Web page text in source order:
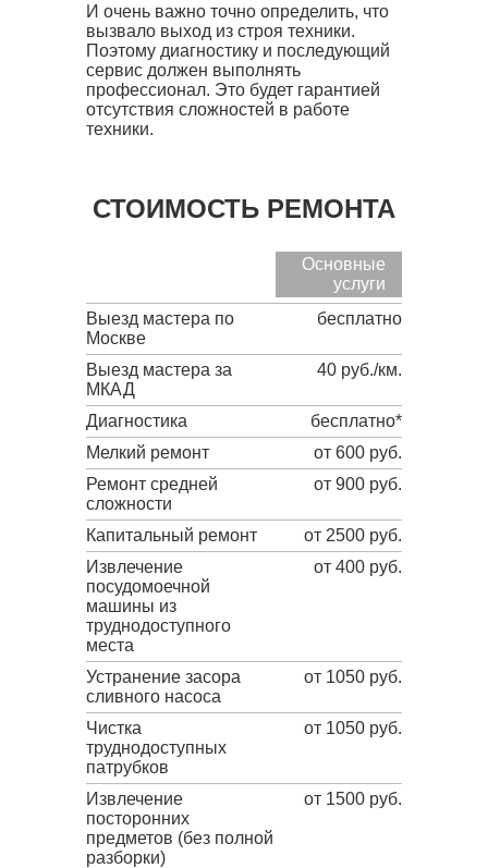
И очень важно точно определить, что
вызвало выход из строя техники.
Поэтому диагностику и последующий
сервис должен выполнять
профессионал. Это будет гарантией
отсутствия сложностей в работе
техники.
СТОИМОСТЬ РЕМОНТА
Основные
услуги
Выезд мастера по
Москве
бесплатно
Выезд мастера за
МКАД
40 руб./км.
Диагностика
бесплатно*
Мелкий ремонт
от 600 руб.
Ремонт средней
сложности
от 900 руб.
Капитальный ремонт
от 2500 руб.
Извлечение
посудомоечной
машины из
труднодоступного
места
от 400 руб.
Устранение засора
сливного насоса
от 1050 руб.
Чистка
труднодоступных
патрубков
от 1050 руб.
Извлечение
посторонних
предметов (без полной
разборки)
от 1500 руб.